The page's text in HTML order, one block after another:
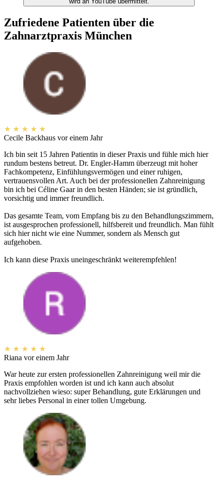
Zufriedene Patienten über die
Zahnarztpraxis München
★ ★ ★ ★ ★
Cecile Backhaus vor einem Jahr
Ich bin seit 15 Jahren Patientin in dieser Praxis und fühle mich hier
rundum bestens betreut. Dr. Engler-Hamm überzeugt mit hoher
Fachkompetenz, Einfühlungsvermögen und einer ruhigen,
vertrauensvollen Art. Auch bei der professionellen Zahnreinigung
bin ich bei Céline Gaar in den besten Händen; sie ist gründlich,
vorsichtig und immer freundlich.
Das gesamte Team, vom Empfang bis zu den Behandlungszimmern,
ist ausgesprochen professionell, hilfsbereit und freundlich. Man fühlt
sich hier nicht wie eine Nummer, sondern als Mensch gut
aufgehoben.
Ich kann diese Praxis uneingeschränkt weiterempfehlen!
★ ★ ★ ★ ★
Riana vor einem Jahr
War heute zur ersten professionellen Zahnreinigung weil mir die
Praxis empfohlen worden ist und ich kann auch absolut
nachvollziehen wieso: super Behandlung, gute Erklärungen und
sehr liebes Personal in einer tollen Umgebung.